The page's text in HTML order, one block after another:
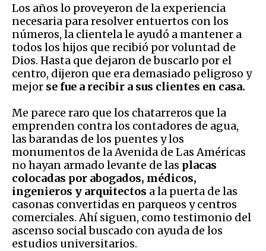
Los años lo proveyeron de la experiencia
necesaria para resolver entuertos con los
números, la clientela le ayudó a mantener a
todos los hijos que recibió por voluntad de
Dios. Hasta que dejaron de buscarlo por el
centro, dijeron que era demasiado peligroso y
mejor se fue a recibir a sus clientes en casa.
Me parece raro que los chatarreros que la
emprenden contra los contadores de agua,
las barandas de los puentes y los
monumentos de la Avenida de Las Américas
no hayan armado levante de las placas
colocadas por abogados, médicos,
ingenieros y arquitectos a la puerta de las
casonas convertidas en parqueos y centros
comerciales. Ahí siguen, como testimonio del
ascenso social buscado con ayuda de los
estudios universitarios.